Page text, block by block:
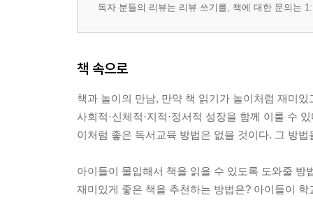
책그그
5부 시 놀이터
BTS
7ㆍ7ㆍ7
시 그림 퀴즈
독자 분들의 리뷰는 리뷰 쓰기를, 책에 대한 문의는
책 속으로
책과 놀이의 만남, 만약 책 읽기가 놀이처럼 재미있
사회적·신체적·지적·정서적 성장을 함께 이룰 수
이처럼 좋은 독서교육 방법은 없을 것이다. 그 방법
아이들이 몰입해서 책을 읽을 수 있도록 도와줄 방
재미있게 좋은 책을 추천하는 방법은? 아이들이